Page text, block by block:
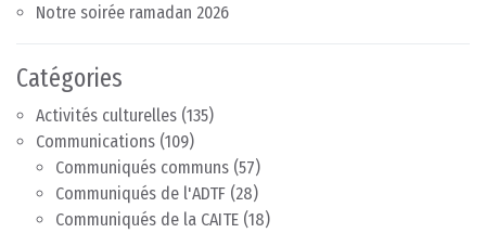
Notre soirée ramadan 2026
Catégories
Activités culturelles (135)
Communications (109)
Communiqués communs (57)
Communiqués de l'ADTF (28)
Communiqués de la CAITE (18)